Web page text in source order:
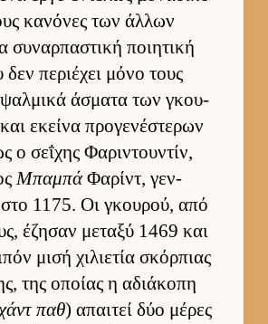
κανόνες των άλ­λων
συναρ­παστική ποι­ητική
περιέχει μόνο τους
ψαλ­μικά άσματα των γκου­
εκείνα προγενέστερων
ο σεΐχης Φαριντου­ντίν,
ΜπαμπάΦαρίντ, γεν­
1175. Οι γκου­ρού, από
έζησαν μεταξύ 1469 και
μισή χιλιε­τία σκόρ­πιας
της οποίας η αδιάκοπη
παθ) απαι­τεί δύο μέρες